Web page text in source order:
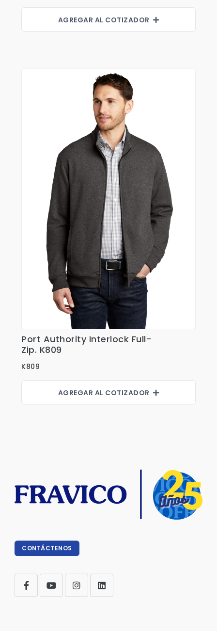
AGREGAR AL COTIZADOR
Ver Detalles
Port Authority Interlock Full-
Zip. K809
K809
AGREGAR AL COTIZADOR
CONTÁCTENOS